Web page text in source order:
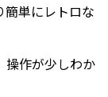
簡単にレトロな
操作が少しわか